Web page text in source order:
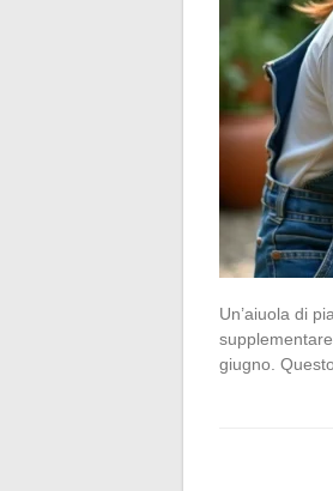
Un’aiuola di
giugno.